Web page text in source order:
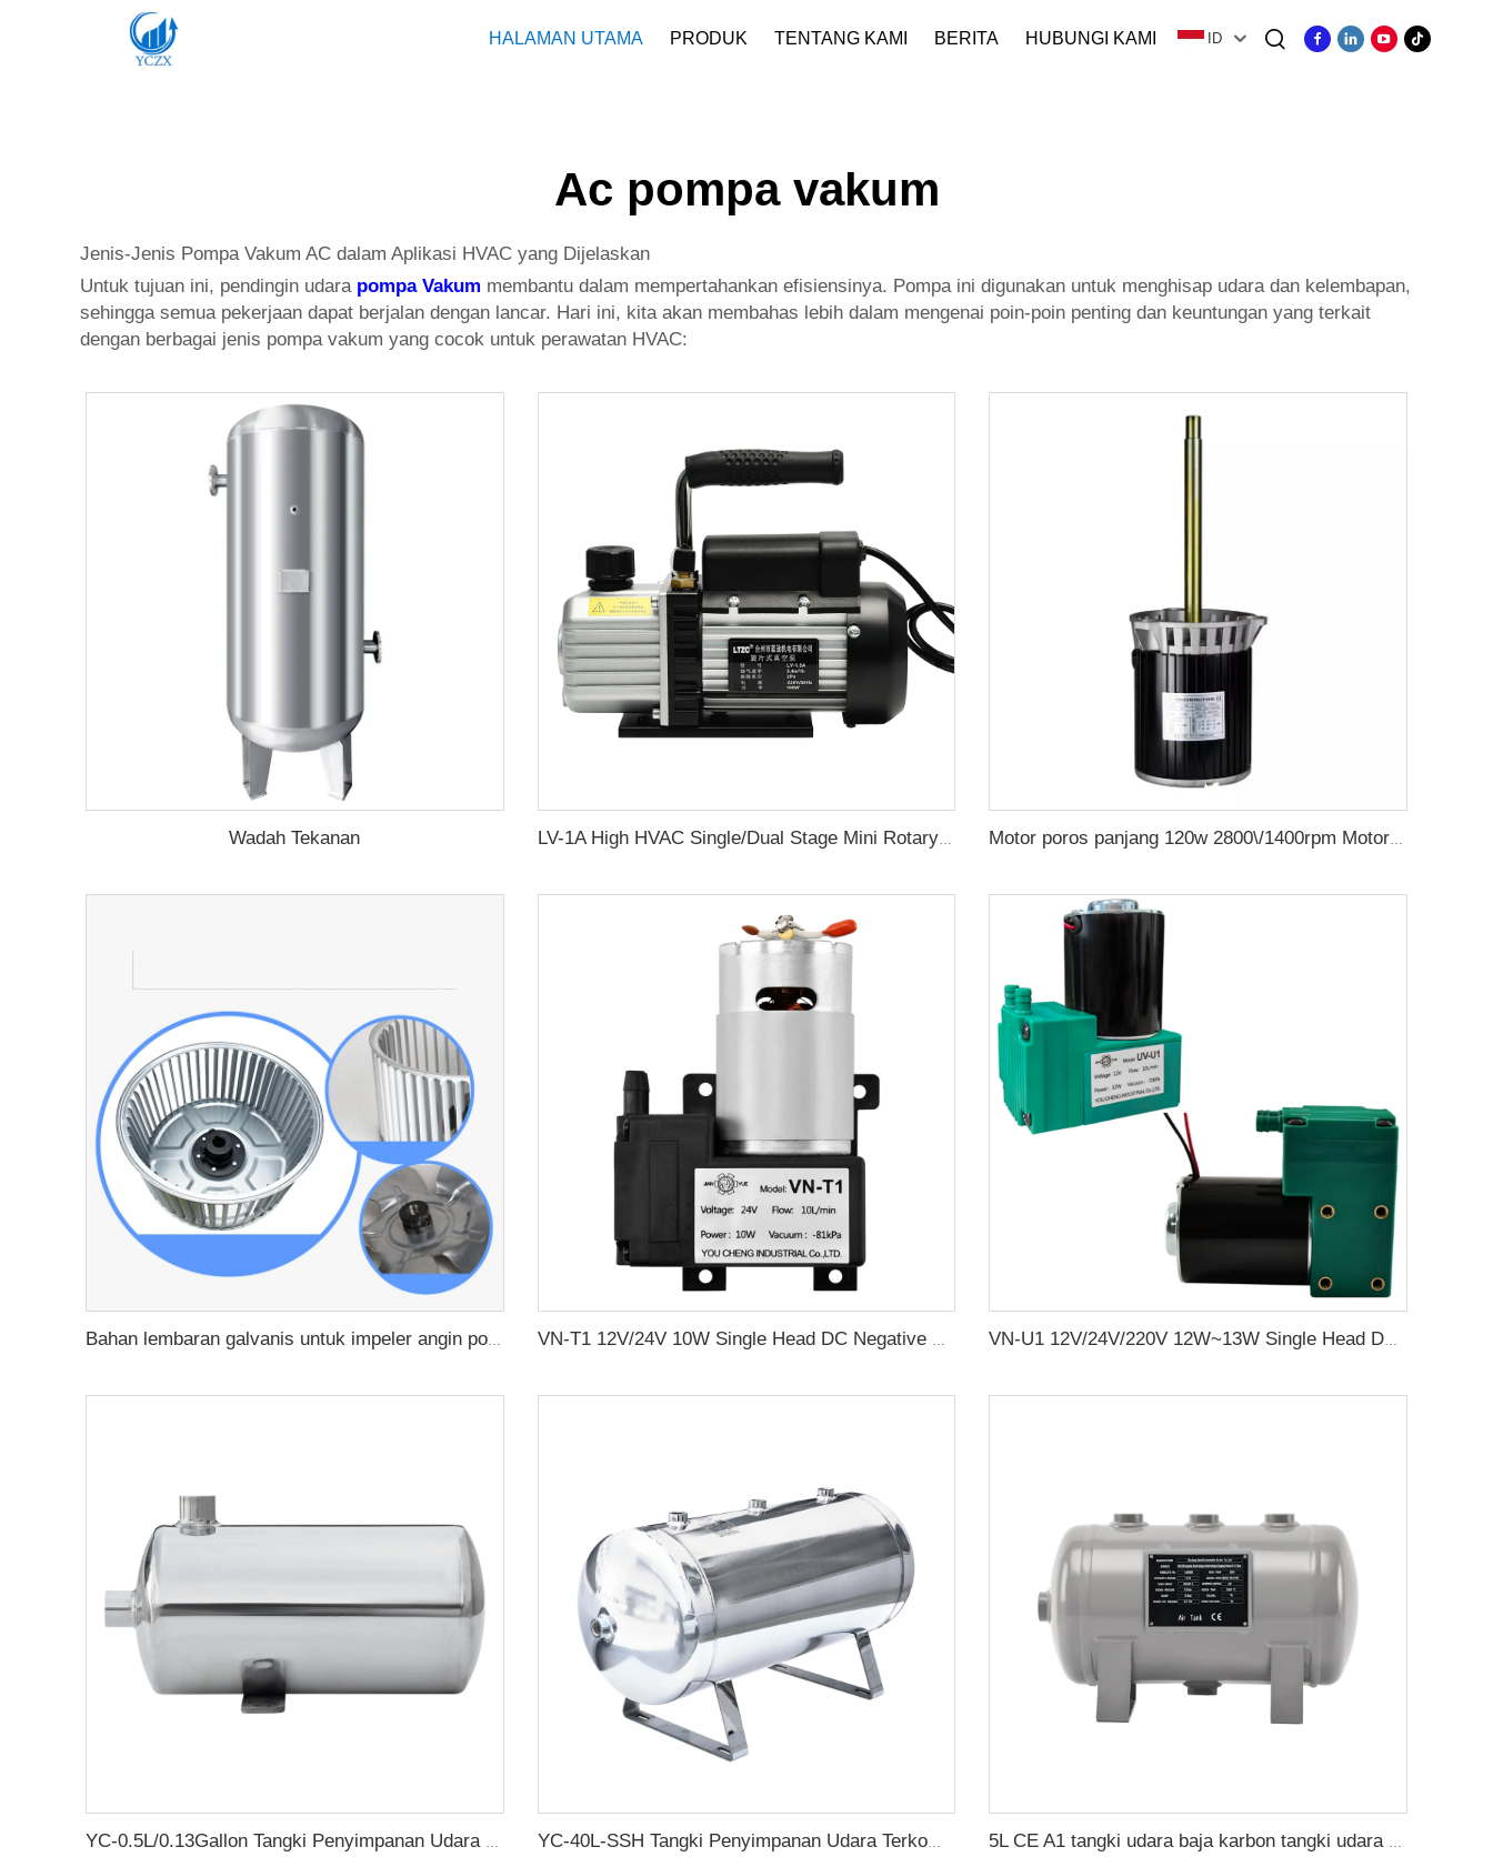
HALAMAN UTAMA PRODUK TENTANG KAMI BERITA HUBUNGI KAMI ID
Ac pompa vakum
Jenis-Jenis Pompa Vakum AC dalam Aplikasi HVAC yang Dijelaskan
Untuk tujuan ini, pendingin udara pompa Vakum membantu dalam mempertahankan efisiensinya. Pompa ini digunakan untuk menghisap udara dan kelembapan,
sehingga semua pekerjaan dapat berjalan dengan lancar. Hari ini, kita akan membahas lebih dalam mengenai poin-poin penting dan keuntungan yang terkait
dengan berbagai jenis pompa vakum yang cocok untuk perawatan HVAC:
Wadah Tekanan LV-1A High HVAC Single/Dual Stage Mini Rotary Vane Vacuum Pump
Bahan lembaran galvanis untuk impeler angin poros panjang motor multi - sayap kipas angin sentrifugal roda aksesori VN-T1 12V/24V 10W Single Head DC Negative Pressure DC Vacuum Diaphragm Pump VN-U1 12V/24V/220V 12W~13W Single Head DC Negative Pressure DC Vacuum Diaphragm Pump
YC-0.5L/0.13Gallon Tangki Penyimpanan Udara Terkompresi Stainless Steel Portabel YC-40L-SSH Tangki Penyimpanan Udara Terkompresi Stainless Steel Portabel 5L CE A1 tangki udara baja karbon tangki udara bertekanan CE dari produsen tangki udara Tiongkok